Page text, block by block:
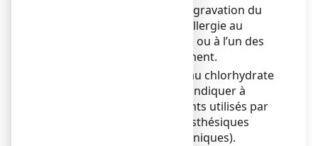
Aussi, la persistance ou l'aggravation du
prurit peut être liée à une allergie au
chlorhydrate d’isothipendyl ou à l’un des
composants de ce médicament.
L'apparition d'une allergie au chlorhydrate
d’isothipendyl peut contre-indiquer à
l'avenir certains médicaments utilisés par
voie générale (certains anesthésiques
locaux, certains antihistaminiques).